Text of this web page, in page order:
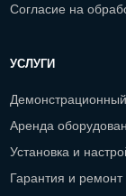
Согласие на
УСЛУГИ
Аренда
Установка и
Гарантия и ремонт